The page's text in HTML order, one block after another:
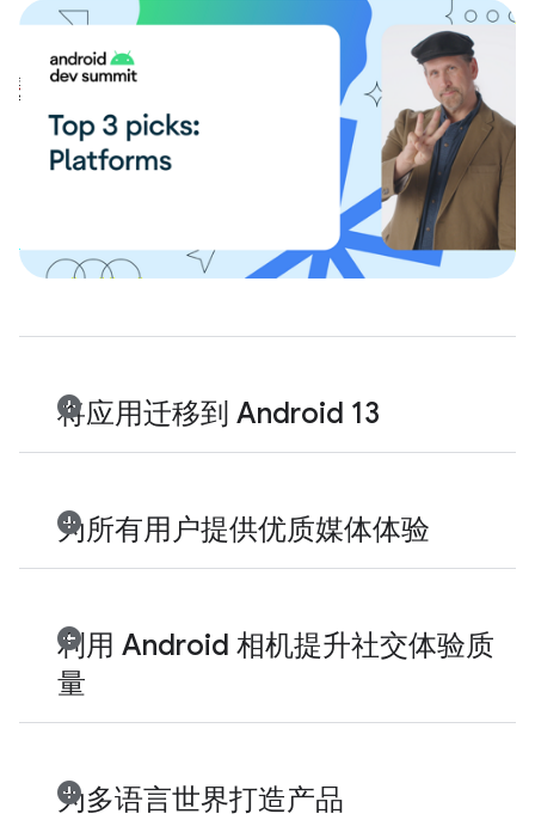
将应用迁移到 Android 13
为所有用户提供优质媒体体验
利用 Android 相机提升社交体验质
量
为多语言世界打造产品